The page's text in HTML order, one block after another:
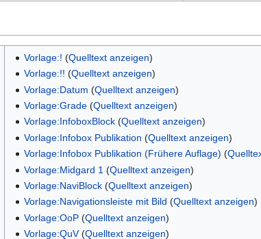
Vorlage:! (Quelltext anzeigen)
Vorlage:!! (Quelltext anzeigen)
Vorlage:Datum (Quelltext anzeigen)
Vorlage:Grade(Quelltext anzeigen)
Vorlage:InfoboxBlock(Quelltext anzeigen)
Vorlage:Infobox Publikation (Quelltext anzeigen)
Vorlage:Infobox Publikation (Frühere Auflage) (
Vorlage:Midgard 1 (Quelltext anzeigen)
Vorlage:NaviBlock(Quelltext anzeigen)
Vorlage:Navigationsleiste mit Bild (Quelltext anzeigen)
Vorlage:OoP(Quelltext anzeigen)
Vorlage:QuV(Quelltext anzeigen)